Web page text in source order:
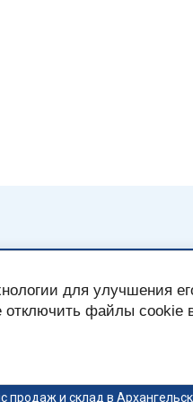
65-56-70
47-05-47
продаж и склад в
для улучшения
файлы cookie